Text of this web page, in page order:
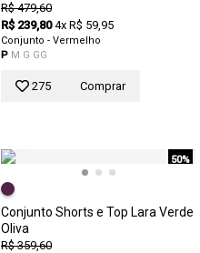
R$ 479,60
R$ 239,80 4x R$ 59,95
Conjunto - Vermelho
P M G GG
275 Comprar
50%
Conjunto Shorts e Top Lara Verde
Oliva
R$ 359,60